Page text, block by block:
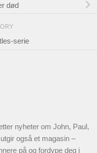
død
serie
nyheter om John, Paul,
også et magasin –
påog fordype deg i